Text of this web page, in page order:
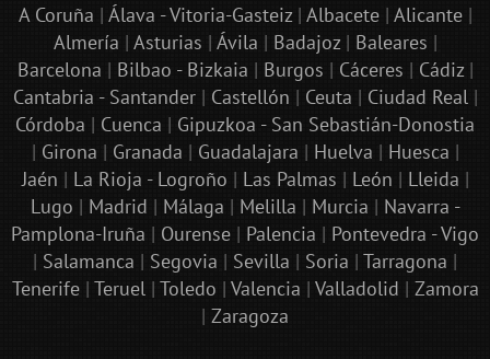
A Coruña | Álava - Vitoria-Gasteiz| Albacete| Alicante|
Almería | Asturias | Ávila | Badajoz| Baleares |
Barcelona | Bilbao - Bizkaia | Burgos | Cáceres | Cádiz|
Cantabria - Santander| Castellón | Ceuta | Ciudad Real|
Córdoba | Cuenca | Gipuzkoa - San Sebastián-Donostia
| Girona | Granada | Guadalajara | Huelva | Huesca |
Jaén | La Rioja - Logroño | Las Palmas | León | Lleida |
Lugo | Madrid | Málaga | Melilla | Murcia | Navarra -
Pamplona-Iruña | Ourense | Palencia | Pontevedra - Vigo
| Salamanca | Segovia | Sevilla | Soria | Tarragona |
Tenerife| Teruel| Toledo | Valencia | Valladolid | Zamora
| Zaragoza